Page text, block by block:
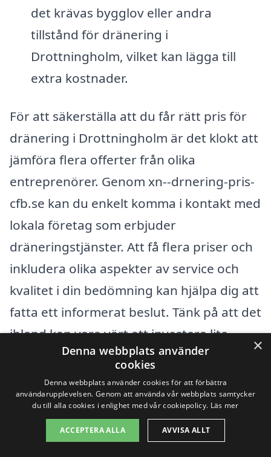
det krävas bygglov eller andra
tillstånd för dränering i
Drottningholm, vilket kan lägga till
extra kostnader.
För att säkerställa att du får rätt pris för
dränering i Drottningholm är det klokt att
jämföra flera offerter från olika
entreprenörer. Genom xn--drnering-pris-
cfb.se kan du enkelt komma i kontakt med
lokala företag som erbjuder
dräneringstjänster. Att få flera priser och
inkludera olika aspekter av service och
kvalitet i din bedömning kan hjälpa dig att
fatta ett informerat beslut. Tänk på att det
ibland kan vara värt att investera lite
extra för en pålitlig och erfaren
entreprenör, som kan ge dig en långsiktig
lösning för ditt dräneringsbehov.
Få 3 erbjudanden, gratis och utan
×
Denna webbplats använder
cookies
Denna webbplats använder cookies för att förbättra
användarupplevelsen. Genom att använda vår webbplats samtycker
du till alla cookies i enlighet med vår cookiepolicy. Läs mer
ACCEPTERA ALLA AVVISA ALLT